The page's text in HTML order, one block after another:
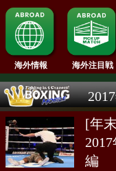
海外情報 海外